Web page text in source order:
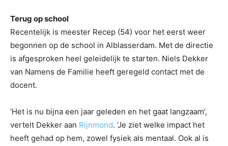
Terug op school
Recentelijk is meester Recep (54) voor het eerst weer
begonnen op de school in Alblasserdam. Met de directie
is afgesproken heel geleidelijk te starten. Niels Dekker
van Namens de Familie heeft geregeld contact met de
docent.
‘Het is nu bijna een jaar geleden en het gaat langzaam’,
vertelt Dekker aan Rijnmond. ‘Je ziet welke impact het
heeft gehad op hem, zowel fysiek als mentaal. Ook al is